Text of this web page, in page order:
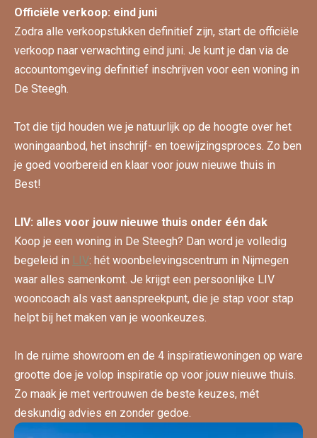
Officiële verkoop: eind juni
Zodra alle verkoopstukken definitief zijn, start de officiële
verkoop naar verwachting eind juni. Je kunt je dan via de
accountomgeving definitief inschrijven voor een woning in
De Steegh.
Tot die tijd houden we je natuurlijk op de hoogte over het
woningaanbod, het inschrijf- en toewijzingsproces. Zo ben
je goed voorbereid en klaar voor jouw nieuwe thuis in
Best!
LIV: alles voor jouw nieuwe thuis onder één dak
Koop je een woning in De Steegh? Dan word je volledig
begeleid in LIV: hét woonbelevingscentrum in Nijmegen
waar alles samenkomt. Je krijgt een persoonlijke LIV
wooncoach als vast aanspreekpunt, die je stap voor stap
helpt bij het maken van je woonkeuzes.
In de ruime showroom en de 4 inspiratiewoningen op ware
grootte doe je volop inspiratie op voor jouw nieuwe thuis.
Zo maak je met vertrouwen de beste keuzes, mét
deskundig advies en zonder gedoe.